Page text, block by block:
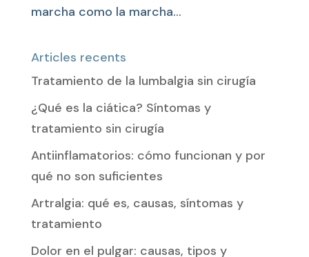
marcha como la marcha...
Articles recents
Tratamiento de la lumbalgia sin cirugía
¿Qué es la ciática? Síntomas y
tratamiento sin cirugía
Antiinflamatorios: cómo funcionan y por
qué no son suficientes
Artralgia: qué es, causas, síntomas y
tratamiento
Dolor en el pulgar: causas, tipos y